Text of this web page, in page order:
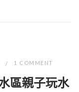
1 COMMENT
區親子玩水